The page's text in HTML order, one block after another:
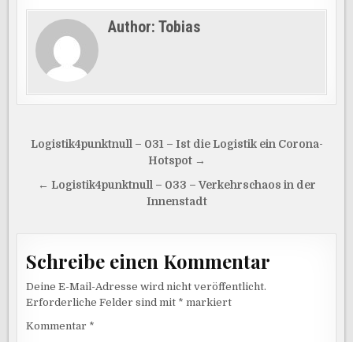
Author:Tobias
Beitragsnavigation
Logistik4punktnull – 031 – Ist die Logistik ein Corona-
Hotspot →
← Logistik4punktnull – 033 – Verkehrschaos in der
Innenstadt
Schreibe einen Kommentar
Deine E-Mail-Adresse wird nicht veröffentlicht.
Erforderliche Felder sind mit * markiert
Kommentar *